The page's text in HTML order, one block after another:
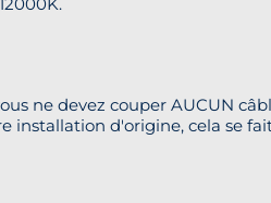
ne devez couper AUCUN
installation d'origine, cela se